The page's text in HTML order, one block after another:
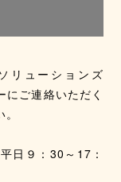
リューションズ
にご連絡いただく
日９：30～17：